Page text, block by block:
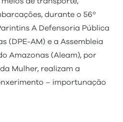
durante o 56º
A Defensoria Pública
(DPE-AM) e a Assembleia
Amazonas (Aleam), por
Mulher, realizam a
– importunação